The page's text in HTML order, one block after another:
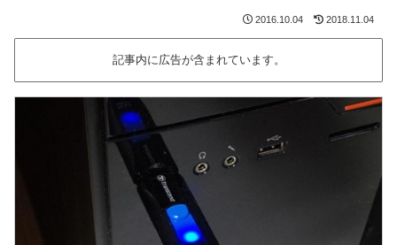
2016.10.04 2018.11.04
記事内に広告が含まれています。